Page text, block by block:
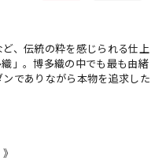
、伝統の粋を感じられる仕上
」。博多織の中でも最も由緒
でありながら本物を追求した